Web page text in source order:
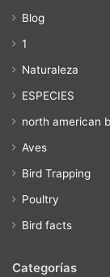
Blog
1
Naturaleza
ESPECIES
north american
Aves
Bird Trapping
Poultry
Bird facts
Categorías